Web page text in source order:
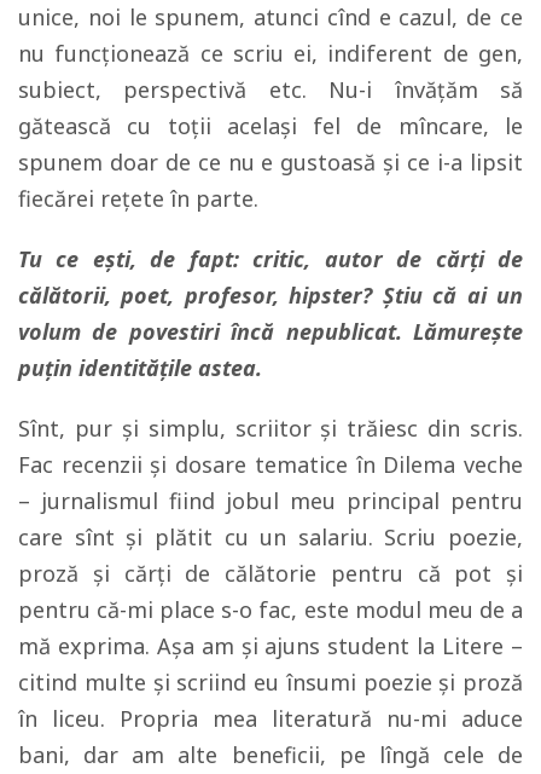
unice, noi le spunem, atunci cînd e cazul, de ce
nu funcţionează ce scriu ei, indiferent de gen,
subiect, perspectivă etc. Nu-i învăţăm să
gătească cu toţii acelaşi fel de mîncare, le
spunem doar de ce nu e gustoasă şi ce i-a lipsit
fiecărei reţete în parte.
Tu ce ești, de fapt: critic, autor de cărți de
călătorii, poet, profesor, hipster? Știu că ai un
volum de povestiri încă nepublicat. Lămurește
puțin identitățile astea.
Sînt, pur şi simplu, scriitor şi trăiesc din scris.
Fac recenzii şi dosare tematice în Dilema veche
– jurnalismul fiind jobul meu principal pentru
care sînt şi plătit cu un salariu. Scriu poezie,
proză şi cărţi de călătorie pentru că pot şi
pentru că-mi place s-o fac, este modul meu de a
mă exprima. Aşa am şi ajuns student la Litere –
citind multe şi scriind eu însumi poezie şi proză
în liceu. Propria mea literatură nu-mi aduce
bani, dar am alte beneficii, pe lîngă cele de